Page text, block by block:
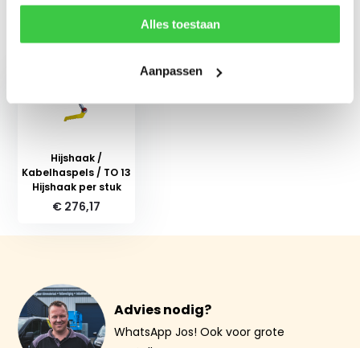
Alles toestaan
Aanpassen
Recent bekeken
Hijshaak /
Kabelhaspels / TO 13
Hijshaak per stuk
€ 276,17
Advies nodig?
WhatsApp Jos! Ook voor grote